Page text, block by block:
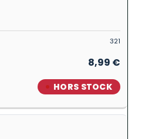
321
8,99 €
HORS STOCK